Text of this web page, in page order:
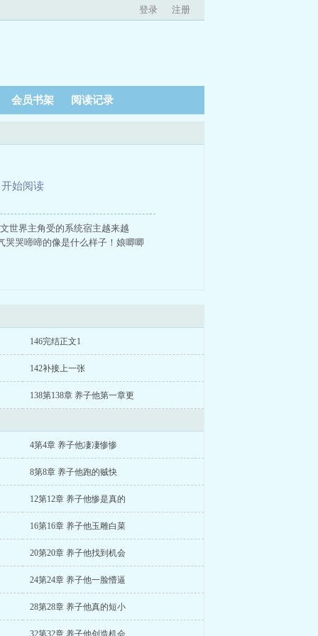
登录 注册
会员书架 阅读记录
开始阅读
界主角受的系统宿主越来越
哭啼啼的像是什么样子！娘唧唧
146完结正文1
142补接上一张
138第138章 养子他第一章更
4第4章 养子他凄凄惨惨
8第8章 养子他跑的贼快
12第12章 养子他惨是真的
16第16章 养子他玉雕白菜
20第20章 养子他找到机会
24第24章 养子他一脸懵逼
28第28章 养子他真的短小
32第32章 养子他创造机会